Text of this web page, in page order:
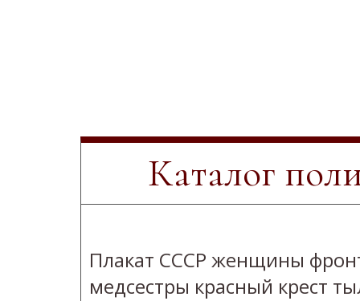
Каталог
Плакат СССР женщины
медсестры красный крест